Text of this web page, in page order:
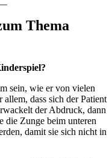
Thema
sein, wie er von vielen
dass sich der Patient
der Abdruck, dann
die Zunge beim unteren
damit sie sich nicht in